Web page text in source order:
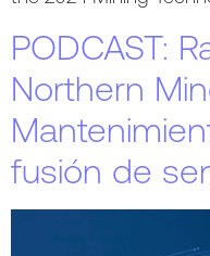
PODCAST:
Northern
fusión de